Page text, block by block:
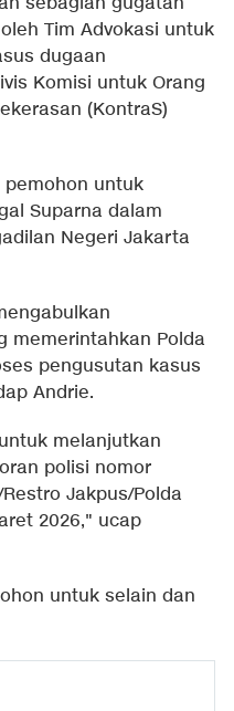
Tim Advokasi untuk
dugaan
Komisi untuk Orang
(KontraS)
untuk
Suparna dalam
Negeri Jakarta
memerintahkan Polda
pengusutan kasus
Andrie.
melanjutkan
polisi nomor
Jakpus/Polda
2026," ucap
untuk selain dan